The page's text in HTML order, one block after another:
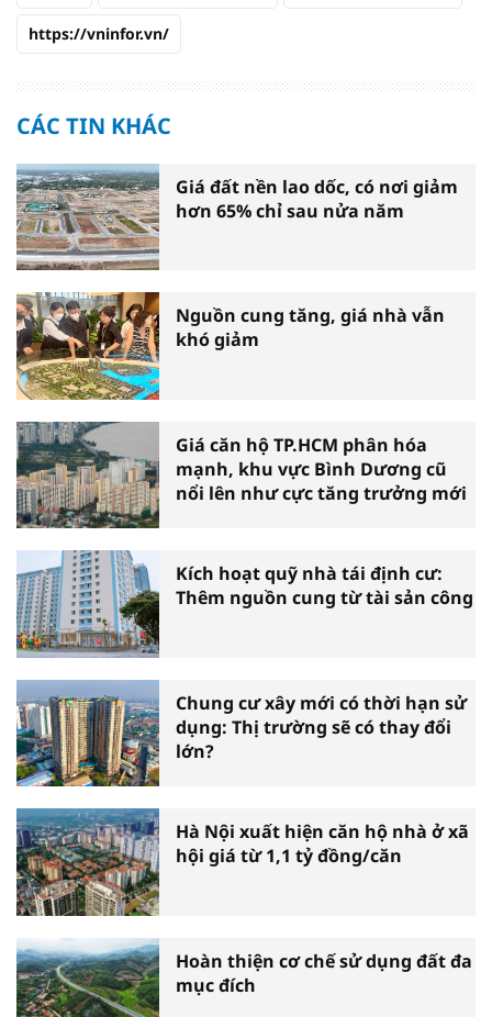
https://vninfor.vn/
CÁC TIN KHÁC
Giá đất nền lao dốc, có nơi giảm
hơn 65% chỉ sau nửa năm
Nguồn cung tăng, giá nhà vẫn
khó giảm
Giá căn hộ TP.HCM phân hóa
mạnh, khu vực Bình Dương cũ
nổi lên như cực tăng trưởng mới
Kích hoạt quỹ nhà tái định cư:
Thêm nguồn cung từ tài sản công
Chung cư xây mới có thời hạn sử
dụng: Thị trường sẽ có thay đổi
lớn?
Hà Nội xuất hiện căn hộ nhà ở xã
hội giá từ 1,1 tỷ đồng/căn
Hoàn thiện cơ chế sử dụng đất đa
mục đích